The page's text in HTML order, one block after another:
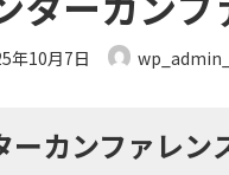
年10月7日
ーカンファレ